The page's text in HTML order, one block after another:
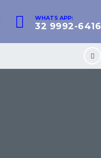
WHATS APP:
32 9992-6416